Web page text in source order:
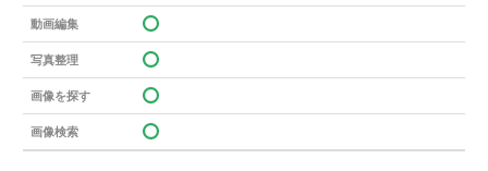
動画編集
写真整理
画像を探す
画像検索